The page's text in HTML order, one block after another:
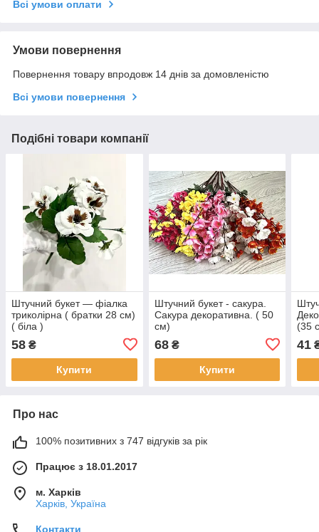
Всі умови оплати
Умови повернення
Повернення товару впродовж 14 днів за домовленістю
Всі умови повернення
Подібні товари компанії
Штучний букет — фіалка
триколірна ( братки 28 см)
( біла )
58 ₴
Купити
Штучний букет - сакура.
Сакура декоративна. ( 50
см)
68₴
Купити
(35
41
Про нас
100% позитивних з 747 відгуків за рік
Працює з 18.01.2017
м. Харків
Харків, Україна
Контакти